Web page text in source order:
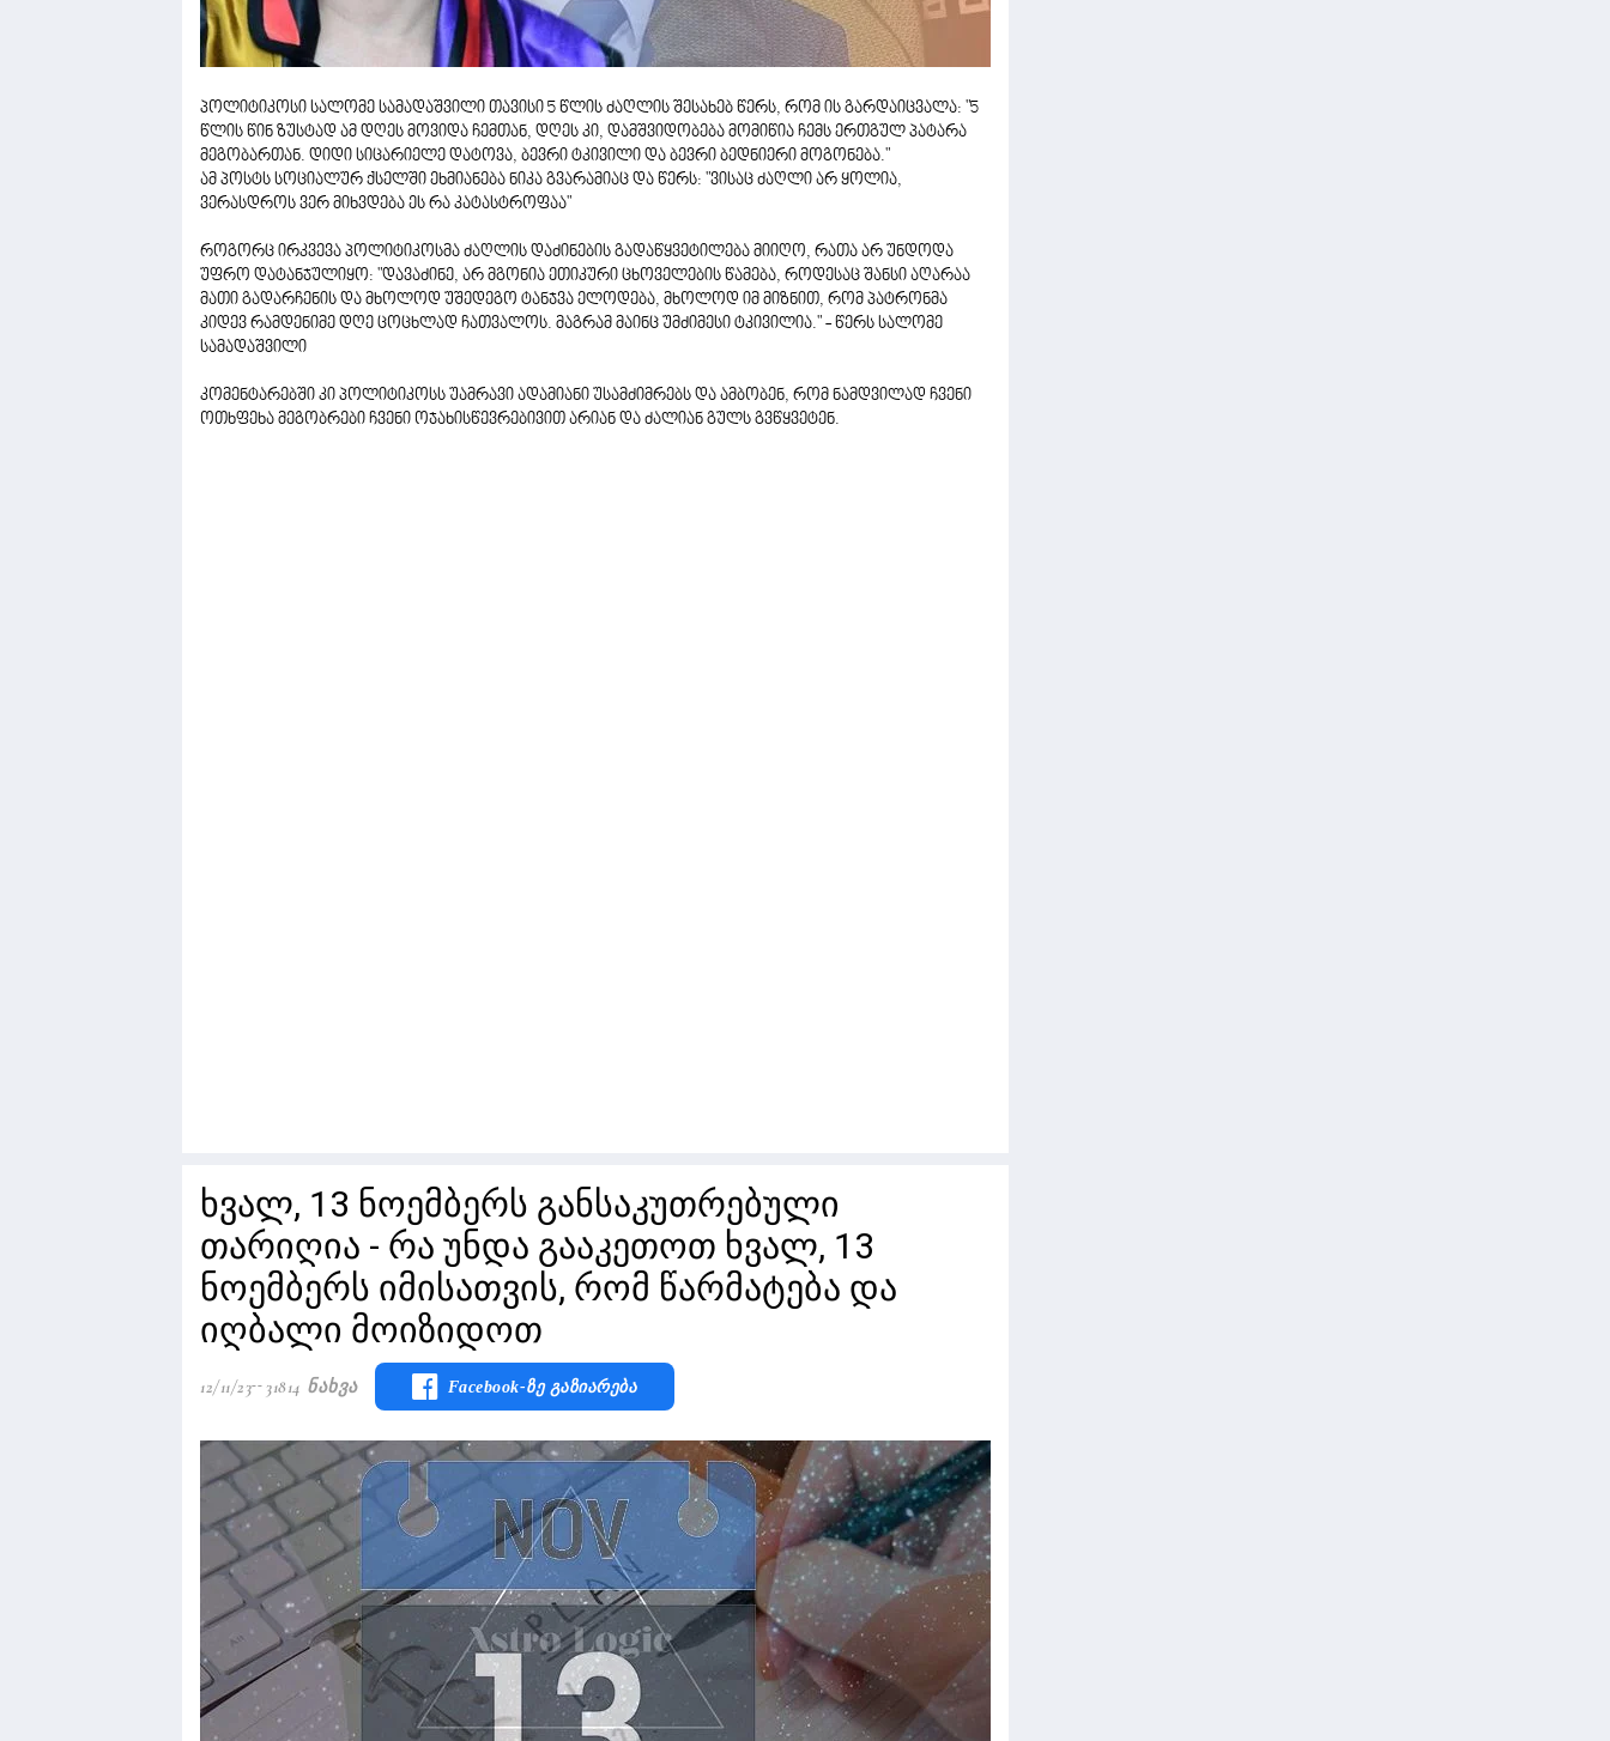
პოლიტიკოსი სალომე სამადაშვილი თავისი 5 წლის ძაღლის შესახებ წერს, რომ ის გარდაიცვალა: "5
წლის წინ ზუსტად ამ დღეს მოვიდა ჩემთან, დღეს კი, დამშვიდობება მომიწია ჩემს ერთგულ პატარა
მეგობართან. დიდი სიცარიელე დატოვა, ბევრი ტკივილი და ბევრი ბედნიერი მოგონება."
ამ პოსტს სოციალურ ქსელში ეხმიანება ნიკა გვარამიაც და წერს: "ვისაც ძაღლი არ ყოლია,
ვერასდროს ვერ მიხვდება ეს რა კატასტროფაა"
როგორც ირკვევა პოლიტიკოსმა ძაღლის დაძინების გადაწყვეტილება მიიღო, რათა არ უნდოდა
უფრო დატანჯულიყო: "დავაძინე, არ მგონია ეთიკური ცხოველების წამება, როდესაც შანსი აღარაა
მათი გადარჩენის და მხოლოდ უშედეგო ტანჯვა ელოდება, მხოლოდ იმ მიზნით, რომ პატრონმა
კიდევ რამდენიმე დღე ცოცხლად ჩათვალოს. მაგრამ მაინც უმძიმესი ტკივილია." - წერს სალომე
სამადაშვილი
კომენტარებში კი პოლიტიკოსს უამრავი ადამიანი უსამძიმრებს და ამბობენ, რომ ნამდვილად ჩვენი
ოთხფეხა მეგობრები ჩვენი ოჯახისწევრებივით არიან და ძალიან გულს გვწყვეტენ.
ხვალ, 13 ნოემბერს განსაკუთრებული
თარიღია - რა უნდა გააკეთოთ ხვალ, 13
ნოემბერს იმისათვის, რომ წარმატება და
იღბალი მოიზიდოთ
12/11/23 31814 Ნახვა Facebook-Ზე Გაზიარება